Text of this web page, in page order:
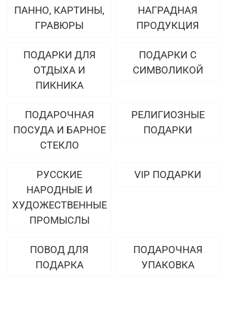
ПАННО, КАРТИНЫ,
ГРАВЮРЫ
НАГРАДНАЯ
ПРОДУКЦИЯ
ПОДАРКИ ДЛЯ
ОТДЫХА И
ПИКНИКА
ПОДАРКИ С
СИМВОЛИКОЙ
ПОДАРОЧНАЯ
ПОСУДА И БАРНОЕ
СТЕКЛО
РЕЛИГИОЗНЫЕ
ПОДАРКИ
РУССКИЕ
НАРОДНЫЕ И
ХУДОЖЕСТВЕННЫЕ
ПРОМЫСЛЫ
VIP ПОДАРКИ
ПОВОД ДЛЯ
ПОДАРКА
ПОДАРОЧНАЯ
УПАКОВКА